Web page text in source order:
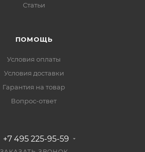
Статьи
ПОМОЩЬ
Условия оплаты
Условия доставки
Гарантия на товар
Вопрос-ответ
+7 495 225-95-59